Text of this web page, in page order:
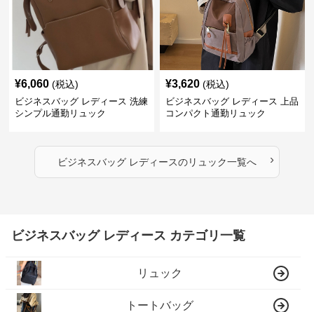
¥6,060 (税込)
ビジネスバッグ レディース 洗練
シンプル通勤リュック
¥3,620 (税込)
ビジネスバッグ レディース 上品
コンパクト通勤リュック
ビジネスバッグ レディースのリュック一覧へ ›
ビジネスバッグ レディース カテゴリ一覧
リュック
トートバッグ